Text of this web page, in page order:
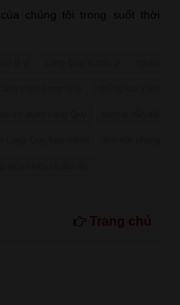
của chúng tôi trong suốt thời
Trang chủ